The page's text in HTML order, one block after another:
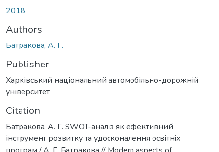
2018
Authors
Батракова, А. Г.
Publisher
Харківський національний автомобільно-дорожній
університет
Citation
Батракова, А. Г. SWOT-аналіз як ефективний
інструмент розвитку та удосконалення освітніх